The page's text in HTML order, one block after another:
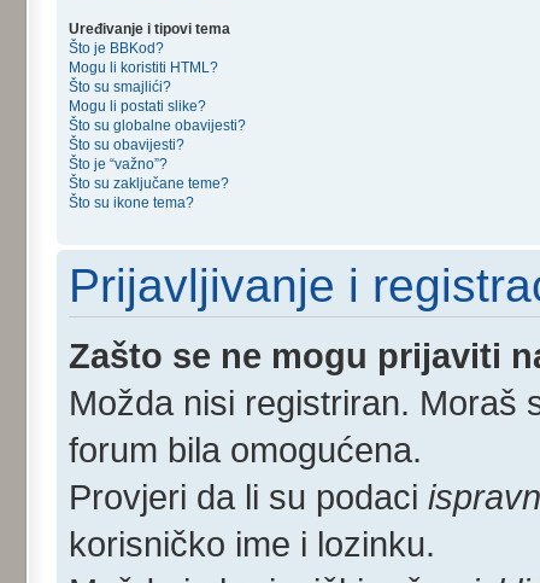
Uređivanje i tipovi tema
Što je BBKod?
Mogu li koristiti HTML?
Što su smajlići?
Mogu li postati slike?
Što su globalne obavijesti?
Što su obavijesti?
Što je “važno”?
Što su zaključane teme?
Što su ikone tema?
Prijavljivanje i
Zašto se ne mogu prijaviti
Možda nisi registriran. Moraš
forum bila omogućena.
Provjeri da li su podaci
korisničko ime i lozinku.